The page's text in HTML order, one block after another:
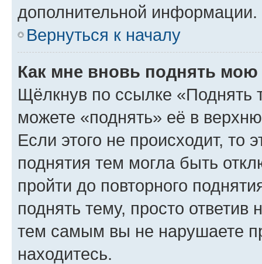
дополнительной информации.
Вернуться к началу
Как мне вновь поднять мою
Щёлкнув по ссылке «Поднять
можете «поднять» её в
Если этого не происходит, то
поднятия тем могла быть
пройти до повторного
поднять тему, просто ответив
тем самым вы не нарушаете
находитесь.